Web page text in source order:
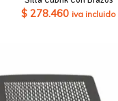
$ 278.460 iva incluido